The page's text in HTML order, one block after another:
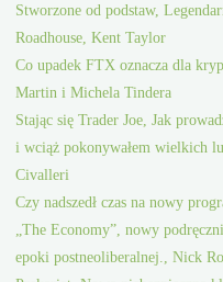
Stworzone od podstaw,
Roadhouse, Kent Taylor
Co upadek FTX oznacza dla
Martin i Michela Tindera
Stając się Trader Joe, Jak
i wciąż pokonywałem wielkich
Civalleri
Czy nadszedł czas na nowy
„The Economy”, nowy
epoki postneoliberalnej., Nick